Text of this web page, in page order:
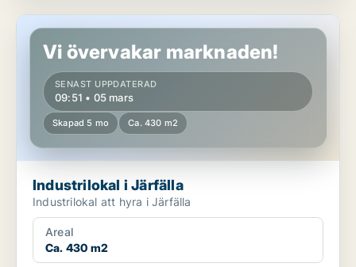
Industrilokal i Järfälla
Vi övervakar marknaden!
SENAST UPPDATERAD
09:51 • 05 mars
Skapad 5 mo Ca. 430 m2
Industrilokal i Järfälla
Industrilokal att hyra i Järfälla
Areal
Ca. 430 m2